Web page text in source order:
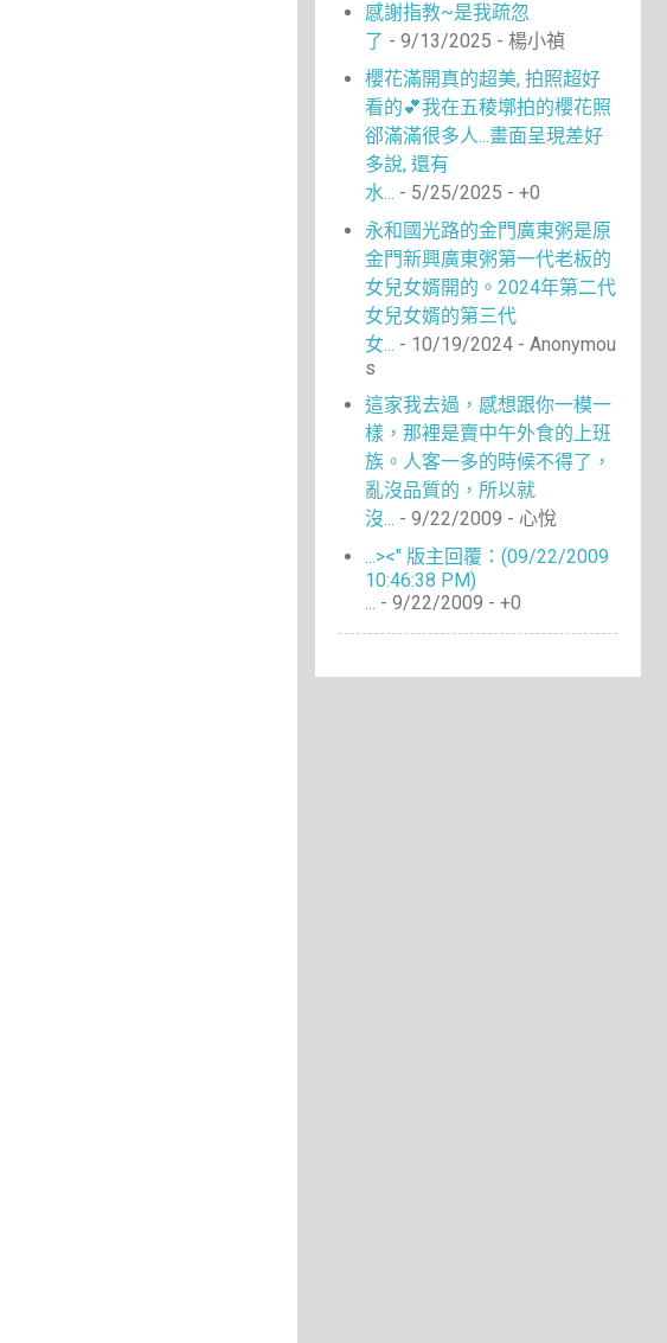
少披薩店，一字排開
的各式披薩看起來琳
瑯滿目，走進店內就
能點上一塊喜愛的口
味大快朵頤，真的好
懷念啊！沒想到台灣
也有類似的披薩店。
走！就到高雄吃披薩
感謝指教~是我疏忽
了 - 9/13/2025 - 楊小禎
櫻花滿開真的超美, 拍照超好
看的💕我在五稜墎拍的櫻花照
郤滿滿很多人...畫面呈現差好
多說, 還有
水... - 5/25/2025 - +0
永和國光路的金門廣東粥是原
金門新興廣東粥第一代老板的
女兒女婿開的。2024年第二代
女兒女婿的第三代
女... - 10/19/2024 - Anonymou
s
這家我去過，感想跟你一模一
樣，那裡是賣中午外食的上班
族。人客一多的時候不得了，
亂沒品質的，所以就
沒... - 9/22/2009 - 心悅
...><" 版主回覆：(09/22/2009
10:46:38 PM)
... - 9/22/2009 - +0